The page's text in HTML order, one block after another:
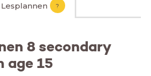
Lesplannen ?
8 secondary
age 15